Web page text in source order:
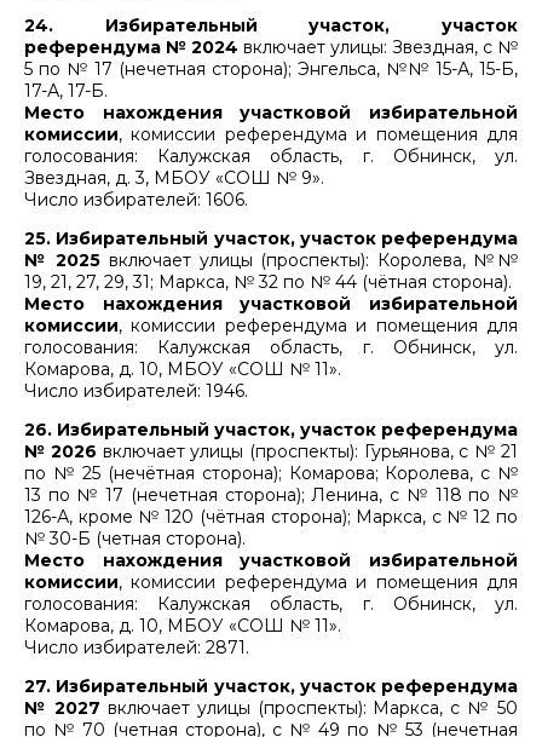
24. Избирательный участок, участок
референдума № 2024 включает улицы: Звездная, с №
5 по № 17 (нечетная сторона); Энгельса, №№ 15-А, 15-Б,
17-А, 17-Б.
Место нахождения участковой избирательной
комиссии, комиссии референдума и помещения для
голосования: Калужская область, г. Обнинск, ул.
Звездная, д. 3, МБОУ «СОШ № 9».
Число избирателей: 1606.
25. Избирательный участок, участок референдума
№ 2025 включает улицы (проспекты): Королева, №№
19, 21, 27, 29, 31; Маркса, № 32 по № 44 (чётная сторона).
Место нахождения участковой избирательной
комиссии, комиссии референдума и помещения для
голосования: Калужская область, г. Обнинск, ул.
Комарова, д. 10, МБОУ «СОШ № 11».
Число избирателей: 1946.
26. Избирательный участок, участок референдума
№ 2026 включает улицы (проспекты): Гурьянова, с № 21
по № 25 (нечётная сторона); Комарова; Королева, с №
13 по № 17 (нечетная сторона); Ленина, с № 118 по №
126-А, кроме № 120 (чётная сторона); Маркса, с № 12 по
№ 30-Б (четная сторона).
Место нахождения участковой избирательной
комиссии, комиссии референдума и помещения для
голосования: Калужская область, г. Обнинск, ул.
Комарова, д. 10, МБОУ «СОШ № 11».
Число избирателей: 2871.
27. Избирательный участок, участок референдума
№ 2027 включает улицы (проспекты): Маркса, с № 50
по № 70 (четная сторона), с № 49 по № 53 (нечетная